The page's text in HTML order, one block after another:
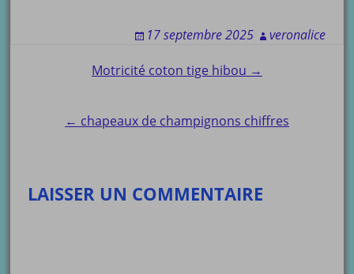
17 septembre 2025 veronalice
navigation
Motricité coton tige hibou →
← chapeaux de champignons chiffres
LAISSER UN COMMENTAIRE